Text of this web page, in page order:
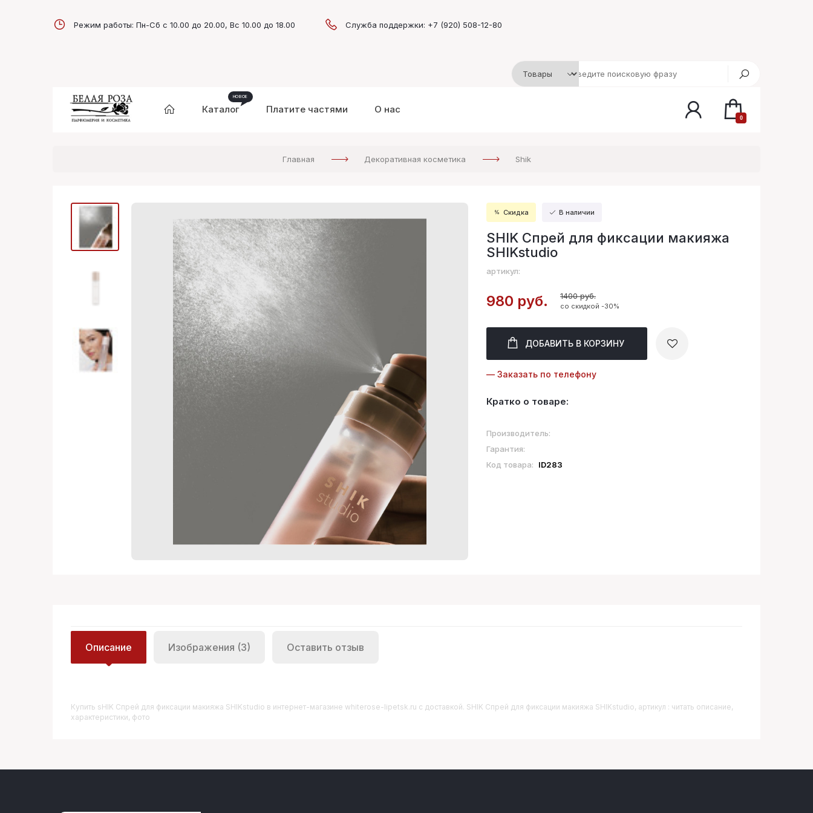
Режим работы: Пн-Сб с 10.00 до 20.00, Вс 10.00 до 18.00 Служба поддержки: +7 (920) 508-12-80
Каталог Платите частями О нас
0
Главная Декоративная косметика Shik
Скидка В наличии
SHIK Спрей для фиксации макияжа
SHIKstudio
артикул:
980 руб. 1400 руб.
со скидкой -30%
ДОБАВИТЬ В КОРЗИНУ
— Заказать по телефону
Кратко о товаре:
Производитель:
Гарантия:
Код товара:
ID283
Описание Изображения (3) Оставить отзыв
Купить SHIK Спрей для фиксации макияжа SHIKstudio в интернет-магазине whiterose-lipetsk.ru с доставкой. SHIK Спрей для фиксации макияжа SHIKstudio, артикул : читать описание,
характеристики, фото